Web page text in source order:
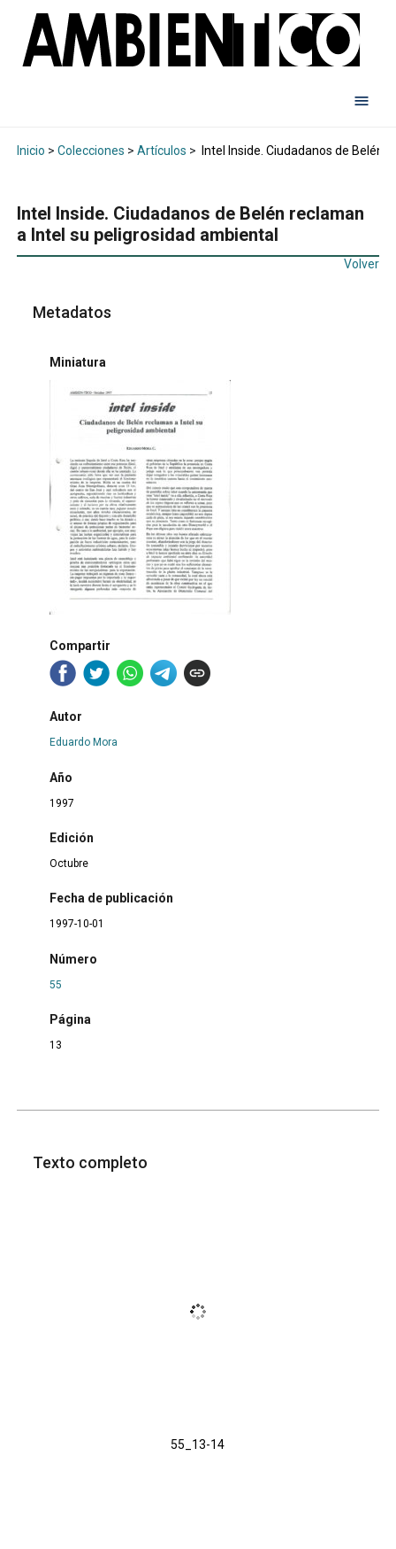
Inicio > Colecciones > Artículos > Intel Inside. Ciudadanos de Belén
Intel Inside. Ciudadanos de Belén reclaman
a Intel su peligrosidad ambiental
Volver
Metadatos
Miniatura
Compartir
Autor
Eduardo Mora
Año
1997
Edición
Octubre
Fecha de publicación
1997-10-01
Número
55
Página
13
Texto completo
55_13-14